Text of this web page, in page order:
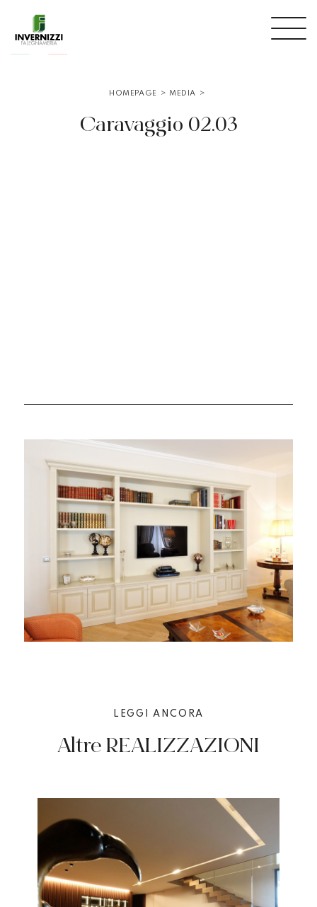
HOMEPAGE > MEDIA >
Caravaggio 02.03
LEGGI ANCORA
Altre REALIZZAZIONI